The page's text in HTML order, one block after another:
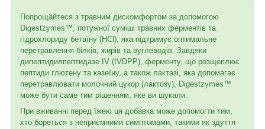
Попрощайтеся з травним дискомфортом за допомогою
Digestzymes™, потужної суміші травних ферментів та
гідрохлориду бетаїну (HCl), яка підтримує оптимальне
перетравлення білків, жирів та вуглеводів. Завдяки
дипептидилпептидазе IV (IVDPP), ферменту, що розщеплює
пептиди глютену та казеїну, а також лактазі, яка допомагає
перетравлювати молочний цукор (лактозу), Digestzymes™
може бути саме тим рішенням, яке ви шукали.
При вживанні перед їжею ця добавка може допомогти тим,
хто бореться з неприємними симптомами, такими як здуття